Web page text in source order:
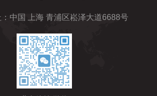
中国 上海 青浦区崧泽大道6688号